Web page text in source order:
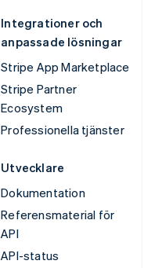
Integrationer och
anpassade lösningar
Stripe App Marketplace
Stripe Partner
Ecosystem
Professionella tjänster
Utvecklare
Dokumentation
Referensmaterial för
API
API-status